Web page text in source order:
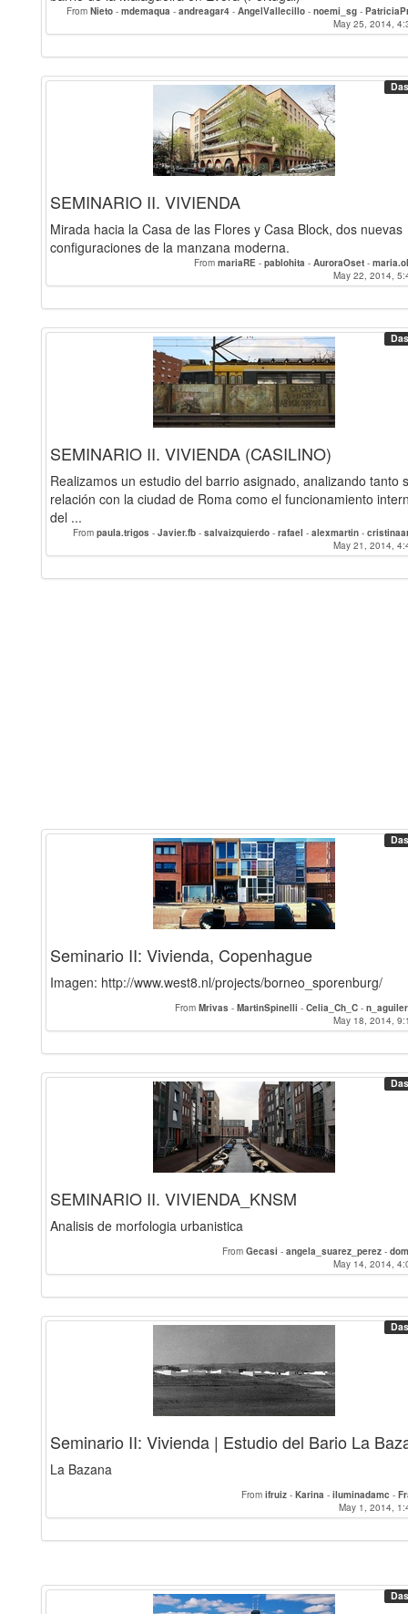
From Nieto - mdemaqua - andreagar4 - AngelVallecillo - noemi_sg -
InmaCasero-
agatheprouteau-
May 25, 2014,
SEMINARIO II. VIVIENDA
Mirada hacia la Casa de las Flores y Casa Block, dos nuevas
configuraciones de la manzana moderna.
From mariaRE - pablohita - AuroraOset -
May 22, 2014,
SEMINARIO II. VIVIENDA (CASILINO)
Realizamos un estudio del barrio asignado, analizando tanto
relación con la ciudad de Roma como el funcionamiento
del ...
From paula.trigos - Javier.fb - salvaizquierdo - rafael - alexmartin -
-
May 21, 2014,
Seminario II: Vivienda, Copenhague
Imagen: http://www.west8.nl/projects/borneo_sporenburg/
From Mrivas - MartinSpinelli - Celia_Ch_C -
May 18, 2014,
SEMINARIO II. VIVIENDA_KNSM
Analisis de morfologia urbanistica
From Gecasi - angela_suarez_perez -
May 14, 2014,
Seminario II: Vivienda | Estudio del Bario La
La Bazana
From ifruiz - Karina - iluminadamc -
May 1, 2014,